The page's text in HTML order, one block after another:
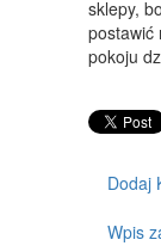
sklepy,
postawić
pokoju
Dodaj
Wpis